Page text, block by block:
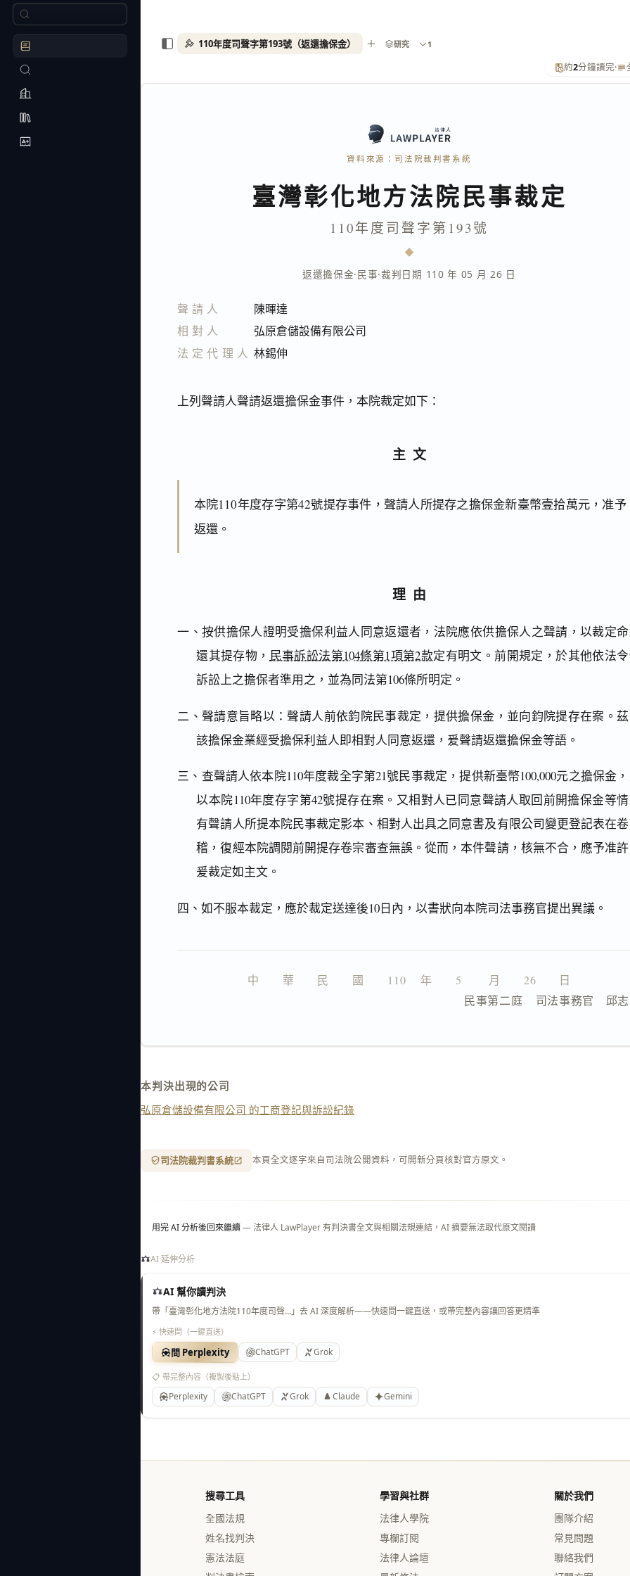
約2分鐘讀完·
資料來源：司法院裁判書系統
臺灣彰化地方法院民事裁定
110年度司聲字第193號
返還擔保金·民事·裁判日期 110 年 05 月 26 日
聲請人
陳暉達
相對人
弘原倉儲設備有限公司
法定代理人 林錫伸
上列聲請人聲請返還擔保金事件，本院裁定如下：
主文
本院110年度存字第42號提存事件，聲請人所提存之擔保金新臺幣壹拾萬元，准予
返還。
理由
一、按供擔保人證明受擔保利益人同意返還者，法院應依供擔保人之聲請，以裁定
還其提存物， 民事訴訟法第104條第1項第2款定有明文。前開規定，於其他依法
訴訟上之擔保者準用之，並為同法第106條所明定。
二、聲請意旨略以：聲請人前依鈞院民事裁定，提供擔保金，並向鈞院提存在案。
該擔保金業經受擔保利益人即相對人同意返還，爰聲請返還擔保金等語。
三、查聲請人依本院110年度裁全字第21號民事裁定，提供新臺幣100,000元之擔保金
以本院110年度存字第42號提存在案。又相對人已同意聲請人取回前開擔保金等
有聲請人所提本院民事裁定影本、相對人出具之同意書及有限公司變更登記表在
稽，復經本院調閱前開提存卷宗審查無誤。從而，本件聲請，核無不合，應予准
爰裁定如主文。
四、如不服本裁定，應於裁定送達後10日內，以書狀向本院司法事務官提出異議。
中　　華　　民　　國　　110 　年　　5 　　月　　26　　日
民事第二庭    司法事務官　邱
本判決出現的公司
弘原倉儲設備有限公司 的工商登記與訴訟紀錄
司法院裁判書系統 本頁全文逐字來自司法院公開資料，可開新分頁核對官方原文。
用完 AI 分析後回來繼續— 法律人 LawPlayer 有判決書全文與相關法規連結，AI 摘要無法取代原文閱讀
AI 延伸分析
AI 幫你讀判決
帶「臺灣彰化地方法院110年度司聲…」去 AI 深度解析——快速問一鍵直送，或帶完整內容讓回答更精準
⚡ 快速問（一鍵直送）
問 Perplexity ChatGPT Grok
📋 帶完整內容（複製後貼上）
Perplexity ChatGPT Grok Claude Gemini
搜尋工具
全國法規
姓名找判決
憲法法庭
學習與社群
法律人學院
專欄訂閱
法律人論壇
關於我們
團隊介紹
常見問題
聯絡我們
110年度司聲字第193號（返還擔保金） 研究 1